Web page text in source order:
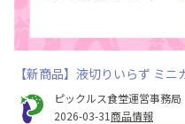
【新商品】液切りいらず ミ
ピックルス食堂運営事務局
2026-03-31商品情報